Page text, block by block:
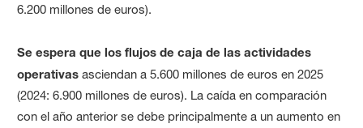
6.200 millones de euros).
Se espera que los flujos de caja de las actividades
operativasasciendan a 5.600 millones de euros en 2025
(2024: 6.900 millones de euros). La caída en comparación
con el año anterior se debe principalmente a un aumento en